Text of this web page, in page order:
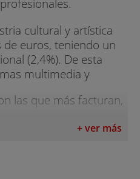
cultural y artística
euros, teniendo un
(2,4%). De esta
multimedia y
las que más facturan,
+ ver más